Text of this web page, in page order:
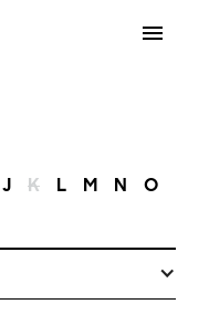
J K L M N O